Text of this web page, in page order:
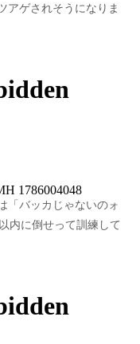
アゲされそうになりま
「バッカじゃないのォ
内に倒せって訓練して